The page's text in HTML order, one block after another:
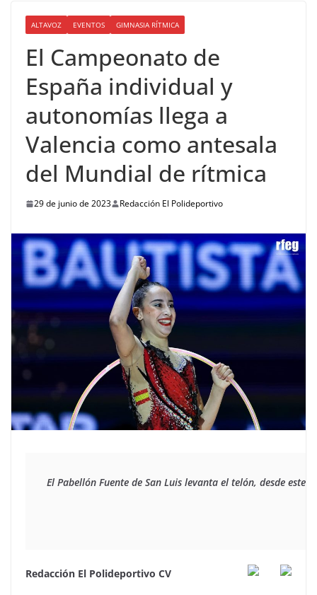
ALTAVOZ EVENTOS GIMNASIA RÍTMICA
El Campeonato de
España individual y
autonomías llega a
Valencia como antesala
del Mundial de rítmica
29 de junio de 2023 Redacción El Polideportivo
El Pabellón Fuente de San Luis levanta el telón, desde
Redacción El Polideportivo CV